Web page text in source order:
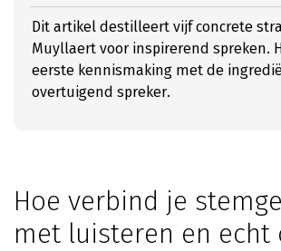
Dit artikel destilleert vijf concrete
Muyllaert voor inspirerend spreken.
eerste kennismaking met de
overtuigend spreker.
Hoe verbind je
met luisteren en echt